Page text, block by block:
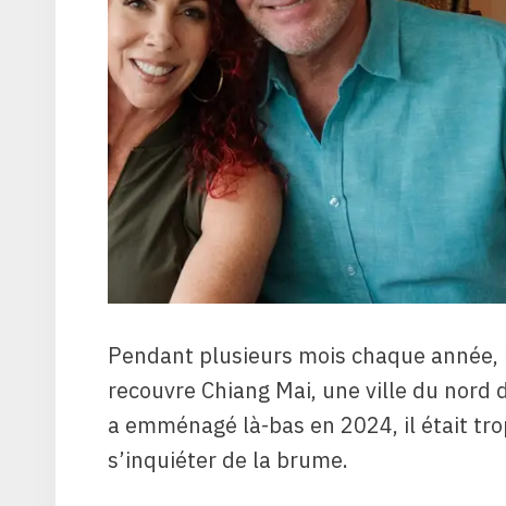
Pendant plusieurs mois chaque
recouvre Chiang Mai, une ville du
a emménagé là-bas en 2024, il était
s’inquiéter de la brume.